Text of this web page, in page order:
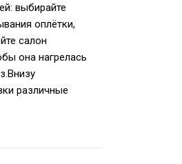
выбирайте
оплётки,
салон
она нагрелась
различные